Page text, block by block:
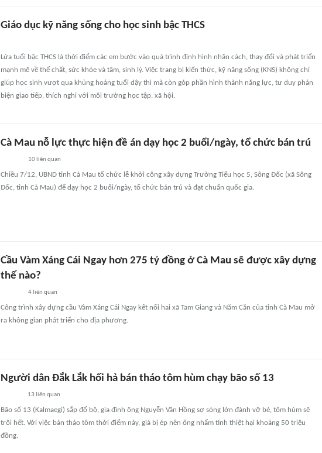
Giáo dục kỹ năng sống cho học sinh bậc THCS
Lứa tuổi bậc THCS là thời điểm các em bước vào quá trình định hình nhân cách, thay đổi và phát triển
mạnh mẽ về thể chất, sức khỏe và tâm, sinh lý. Việc trang bị kiến thức, kỹ năng sống (KNS) không chỉ
giúp học sinh vượt qua khủng hoảng tuổi dậy thì mà còn góp phần hình thành năng lực, tư duy phản
biện giao tiếp, thích nghi với môi trường học tập, xã hội.
Cà Mau nỗ lực thực hiện đề án dạy học 2 buổi/ngày, tổ chức bán trú
10liên quan
Chiều 7/12, UBND tỉnh Cà Mau tổ chức lễ khởi công xây dựng Trường Tiểu học 5, Sông Đốc (xã Sông
Đốc, tỉnh Cà Mau) để dạy học 2 buổi/ngày, tổ chức bán trú và đạt chuẩn quốc gia.
Cầu Vàm Xáng Cái Ngay hơn 275 tỷ đồng ở Cà Mau sẽ được xây dựng
thế nào?
4liên quan
Công trình xây dựng cầu Vàm Xáng Cái Ngay kết nối hai xã Tam Giang và Năm Căn của tỉnh Cà Mau mở
ra không gian phát triển cho địa phương.
Người dân Đắk Lắk hối hả bán tháo tôm hùm chạy bão số 13
13 liên quan
Bão số 13 (Kalmaegi) sắp đổ bộ, gia đình ông Nguyễn Văn Hồng sợ sóng lớn đánh vỡ bè, tôm hùm sẽ
trôi hết. Với việc bán tháo tôm thời điểm này, giá bị ép nên ông nhẩm tính thiệt hại khoảng 50 triệu
đồng.